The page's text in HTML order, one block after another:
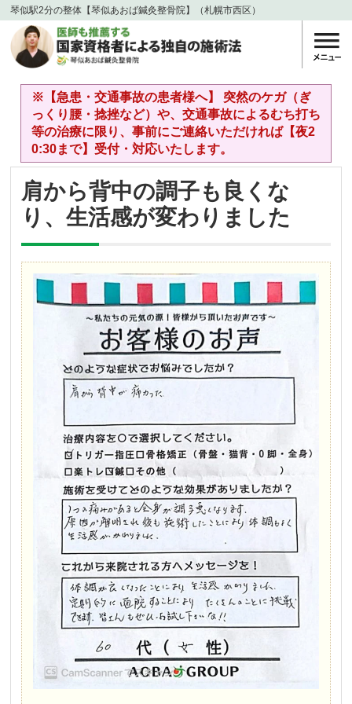
琴似駅2分の整体【琴似あおば鍼灸整骨院】（札幌市西区）
※【急患・交通事故の患者様へ】 突然のケガ（ぎ
っくり腰・捻挫など）や、交通事故によるむち打ち
等の治療に限り、事前にご連絡いただければ【夜2
0:30まで】受付・対応いたします。
肩から背中の調子も良くな
り、生活感が変わりました